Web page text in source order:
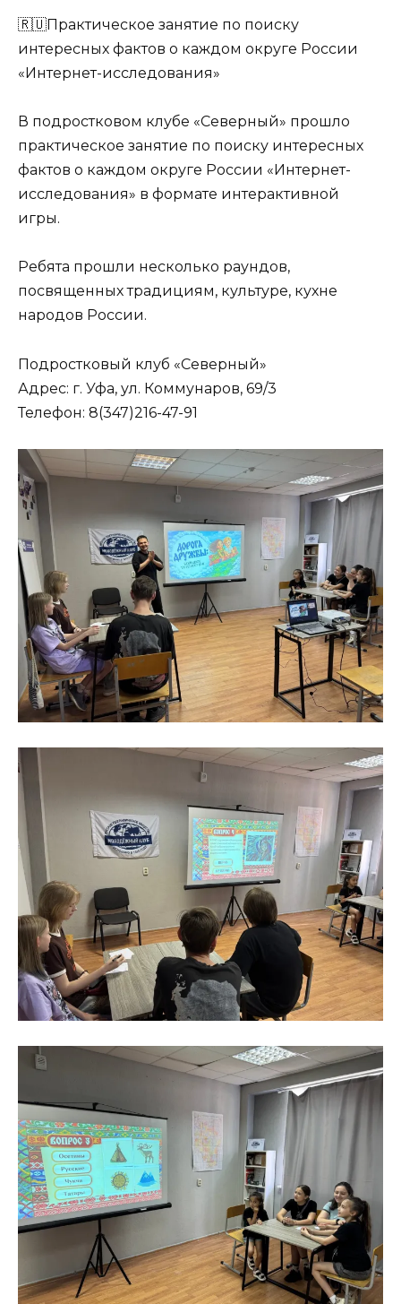
🇷🇺Практическое занятие по поиску
интересных фактов о каждом округе России
«Интернет-исследования»
В подростковом клубе «Северный» прошло
практическое занятие по поиску интересных
фактов о каждом округе России «Интернет-
исследования» в формате интерактивной
игры.
Ребята прошли несколько раундов,
посвященных традициям, культуре, кухне
народов России.
Подростковый клуб «Северный»
Адрес: г. Уфа, ул. Коммунаров, 69/3
Телефон: 8(347)216-47-91